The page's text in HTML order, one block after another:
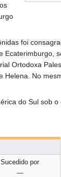
foi
Ortodoxa
No
do Sul sob
Sucedido por
—